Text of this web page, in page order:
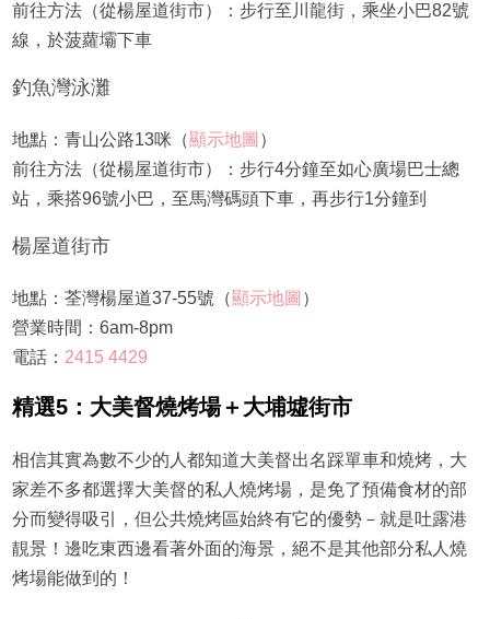
前往方法（從楊屋道街市）：步行至川龍街，乘坐小巴82號
線，於菠蘿壩下車
釣魚灣泳灘
地點：青山公路13咪（顯示地圖 ）
前往方法（從楊屋道街市）：步行4分鐘至如心廣場巴士總
站，乘搭96號小巴，至馬灣碼頭下車，再步行1分鐘到
楊屋道街市
地點：荃灣楊屋道37-55號（顯示地圖 ）
營業時間：6am-8pm
電話： 2415 4429
精選5：大美督燒烤場＋大埔墟街市
相信其實為數不少的人都知道大美督出名踩單車和燒烤，大
家差不多都選擇大美督的私人燒烤場，是免了預備食材的部
分而變得吸引，但公共燒烤區始終有它的優勢－就是吐露港
靚景！邊吃東西邊看著外面的海景，絕不是其他部分私人燒
烤場能做到的！